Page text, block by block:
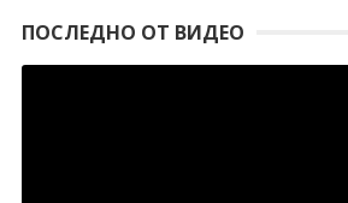
ПОСЛЕДНО ОТ ВИДЕО